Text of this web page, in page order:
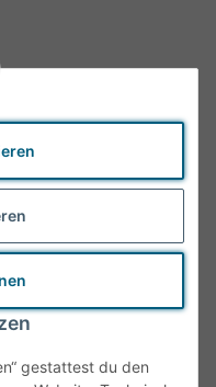
gestattest du den